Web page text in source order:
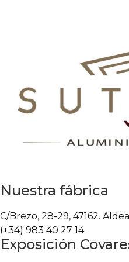
Nuestra fábrica
C/Brezo, 28-29, 47162.
(+34) 983 40 27 14
Exposición